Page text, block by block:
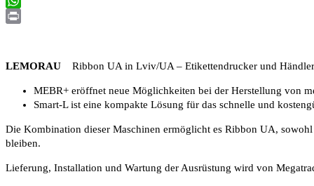
WhatsApp
LEMORAU Ribbon UA in Lviv/UA – Etikettendrucker und Händler
MEBR+ eröffnet neue Möglichkeiten bei der Herstellung von
Smart-L ist eine kompakte Lösung für das schnelle und
Die Kombination dieser Maschinen ermöglicht es Ribbon UA,
bleiben.
Lieferung, Installation und Wartung der Ausrüstung wird von